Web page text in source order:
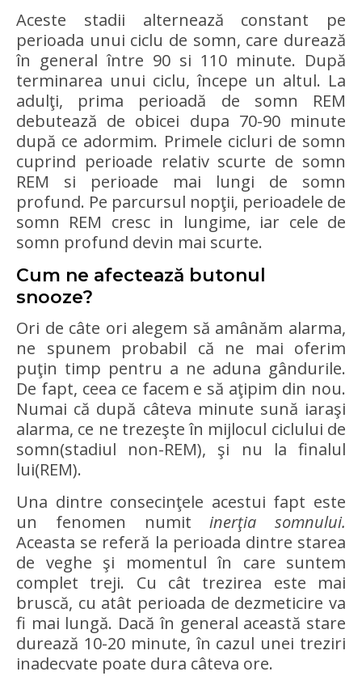
Aceste stadii alternează constant pe
perioada unui ciclu de somn, care durează
în general între 90 si 110 minute. După
terminarea unui ciclu, începe un altul. La
adulţi, prima perioadă de somn REM
debutează de obicei dupa 70-90 minute
după ce adormim. Primele cicluri de somn
cuprind perioade relativ scurte de somn
REM si perioade mai lungi de somn
profund. Pe parcursul nopţii, perioadele de
somn REM cresc in lungime, iar cele de
somn profund devin mai scurte.
Cum ne afectează butonul
snooze?
Ori de câte ori alegem să amânăm alarma,
ne spunem probabil că ne mai oferim
puţin timp pentru a ne aduna gândurile.
De fapt, ceea ce facem e să aţipim din nou.
Numai că după câteva minute sună iaraşi
alarma, ce ne trezeşte în mijlocul ciclului de
somn(stadiul non-REM), şi nu la finalul
lui(REM).
Una dintre consecinţele acestui fapt este
un fenomen numitinerţia somnului.
Aceasta se referă la perioada dintre starea
de veghe şi momentul în care suntem
complet treji. Cu cât trezirea este mai
bruscă, cu atât perioada de dezmeticire va
fi mai lungă. Dacă în general această stare
durează 10-20 minute, în cazul unei treziri
inadecvate poate dura câteva ore.